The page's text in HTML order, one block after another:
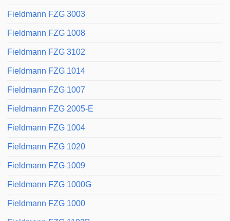
Fieldmann FZG 3003
Fieldmann FZG 1008
Fieldmann FZG 3102
Fieldmann FZG 1014
Fieldmann FZG 1007
Fieldmann FZG 2005-E
Fieldmann FZG 1004
Fieldmann FZG 1020
Fieldmann FZG 1009
Fieldmann FZG 1000G
Fieldmann FZG 1000